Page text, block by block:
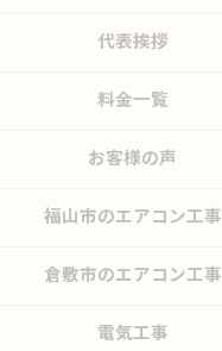
代表挨拶
料金一覧
お客様の声
福山市のエアコン工事
倉敷市のエアコン工事
電気工事